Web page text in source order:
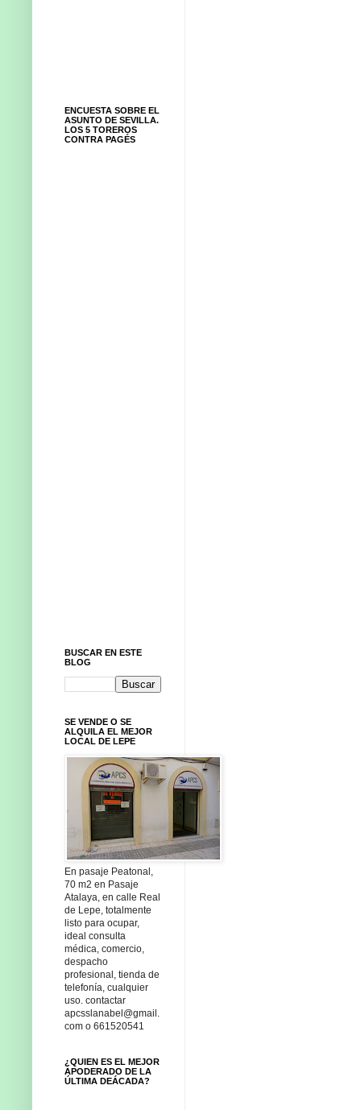
ENCUESTA SOBRE EL
ASUNTO DE SEVILLA.
LOS 5 TOREROS
CONTRA PAGÉS
BUSCAR EN ESTE
BLOG
SE VENDE O SE
ALQUILA EL MEJOR
LOCAL DE LEPE
En pasaje Peatonal,
70 m2 en Pasaje
Atalaya, en calle Real
de Lepe, totalmente
listo para ocupar,
ideal consulta
médica, comercio,
despacho
profesional, tienda de
telefonía, cualquier
uso. contactar
apcsslanabel@gmail.
com o 661520541
¿QUIEN ES EL MEJOR
APODERADO DE LA
ÚLTIMA DEÁCADA?